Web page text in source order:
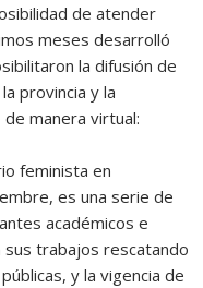
de atender
meses desarrolló
la difusión de
provincia y la
manera virtual:
feminista en
es una serie de
académicos e
trabajos rescatando
y la vigencia de